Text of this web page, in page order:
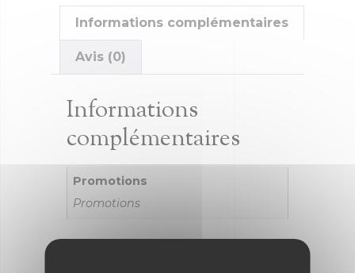
Informations complémentaires
Avis (0)
Informations
complémentaires
Promotions
Promotions